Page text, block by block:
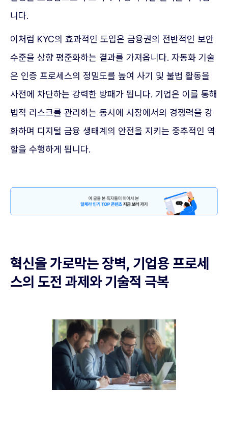
니다.
이처럼 KYC의 효과적인 도입은 금융권의 전반적인 보안
수준을 상향 평준화하는 결과를 가져옵니다. 자동화 기술
은 인증 프로세스의 정밀도를 높여 사기 및 불법 활동을
사전에 차단하는 강력한 방패가 됩니다. 기업은 이를 통해
법적 리스크를 관리하는 동시에 시장에서의 경쟁력을 강
화하며 디지털 금융 생태계의 안전을 지키는 중추적인 역
할을 수행하게 됩니다.
혁신을 가로막는 장벽, 기업용 프로세
스의 도전 과제와 기술적 극복